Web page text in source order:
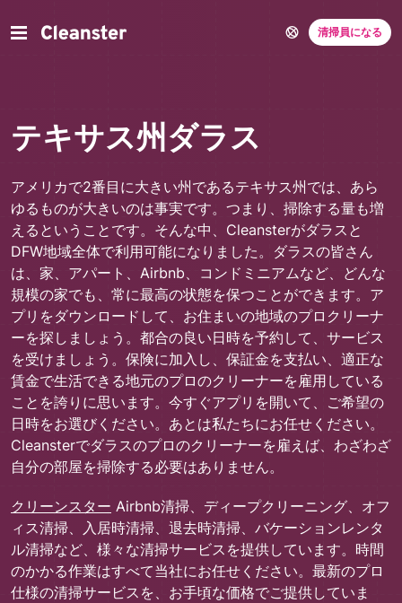
清掃員になる
テキサス州ダラス
アメリカで2番目に大きい州であるテキサス州では、あら
ゆるものが大きいのは事実です。つまり、掃除する量も増
えるということです。そんな中、Cleansterがダラスと
DFW地域全体で利用可能になりました。ダラスの皆さん
は、家、アパート、Airbnb、コンドミニアムなど、どんな
規模の家でも、常に最高の状態を保つことができます。ア
プリをダウンロードして、お住まいの地域のプロクリーナ
ーを探しましょう。都合の良い日時を予約して、サービス
を受けましょう。保険に加入し、保証金を支払い、適正な
賃金で生活できる地元のプロのクリーナーを雇用している
ことを誇りに思います。今すぐアプリを開いて、ご希望の
日時をお選びください。あとは私たちにお任せください。
Cleansterでダラスのプロのクリーナーを雇えば、わざわざ
自分の部屋を掃除する必要はありません。
クリーンスター Airbnb清掃、ディープクリーニング、オフ
ィス清掃、入居時清掃、退去時清掃、バケーションレンタ
ル清掃など、様々な清掃サービスを提供しています。時間
のかかる作業はすべて当社にお任せください。最新のプロ
仕様の清掃サービスを、お手頃な価格でご提供していま